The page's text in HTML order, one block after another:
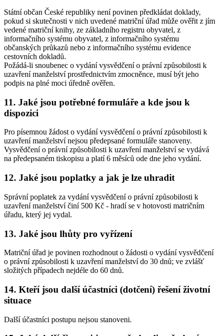
Státní občan České republiky není povinen předkládat doklady,
pokud si skutečnosti v nich uvedené matriční úřad může ověřit z jím
vedené matriční knihy, ze základního registru obyvatel, z
informačního systému obyvatel, z informačního systému
občanských průkazů nebo z informačního systému evidence
cestovních dokladů.
Požádá-li snoubenec o vydání vysvědčení o právní způsobilosti k
uzavření manželství prostřednictvím zmocněnce, musí být jeho
podpis na plné moci úředně ověřen.
11. Jaké jsou potřebné formuláře a kde jsou k
dispozici
Pro písemnou žádost o vydání vysvědčení o právní způsobilosti k
uzavření manželství nejsou předepsané formuláře stanoveny.
Vysvědčení o právní způsobilosti k uzavření manželství se vydává
na předepsaném tiskopisu a platí 6 měsíců ode dne jeho vydání.
12. Jaké jsou poplatky a jak je lze uhradit
Správní poplatek za vydání vysvědčení o právní způsobilosti k
uzavření manželství činí 500 Kč - hradí se v hotovosti matričním
úřadu, který jej vydal.
13. Jaké jsou lhůty pro vyřízení
Matriční úřad je povinen rozhodnout o žádosti o vydání vysvědčení
o právní způsobilosti k uzavření manželství do 30 dnů; ve zvlášť
složitých případech nejdéle do 60 dnů.
14. Kteří jsou další účastníci (dotčení) řešení životní
situace
Další účastníci postupu nejsou stanoveni.